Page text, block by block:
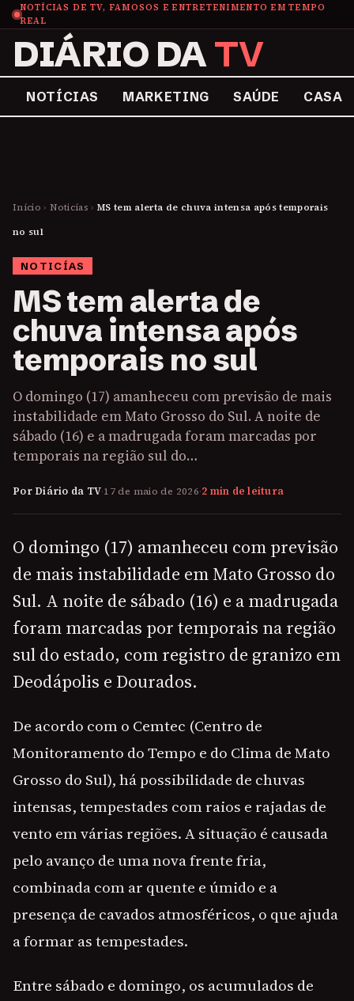
NOTÍCIAS DE TV, FAMOSOS E ENTRETENIMENTO EM TEMPO
REAL
DIÁRIO DATV
NOTÍCIAS MARKETING SAÚDE CASA
Início › Noticías › MS tem alerta de chuva intensa após temporais
no sul
NOTICÍAS
MS tem alerta de
chuva intensa após
temporais no sul
O domingo (17) amanheceu com previsão de mais
instabilidade em Mato Grosso do Sul. A noite de
sábado (16) e a madrugada foram marcadas por
temporais na região sul do…
Por Diário da TV·17 de maio de 2026·2 min de leitura
O domingo (17) amanheceu com previsão
de mais instabilidade em Mato Grosso do
Sul. A noite de sábado (16) e a madrugada
foram marcadas por temporais na região
sul do estado, com registro de granizo em
Deodápolis e Dourados.
De acordo com o Cemtec (Centro de
Monitoramento do Tempo e do Clima de Mato
Grosso do Sul), há possibilidade de chuvas
intensas, tempestades com raios e rajadas de
vento em várias regiões. A situação é causada
pelo avanço de uma nova frente fria,
combinada com ar quente e úmido e a
presença de cavados atmosféricos, o que ajuda
a formar as tempestades.
Entre sábado e domingo, os acumulados de